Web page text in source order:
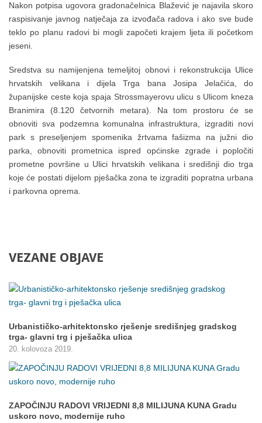
Nakon potpisa ugovora gradonačelnica Blažević je najavila skoro
raspisivanje javnog natječaja za izvođača radova i ako sve bude
teklo po planu radovi bi mogli započeti krajem ljeta ili početkom
jeseni.
Sredstva su namijenjena temeljitoj obnovi i rekonstrukcija Ulice
hrvatskih velikana i dijela Trga bana Josipa Jelačića, do
županijske ceste koja spaja Strossmayerovu ulicu s Ulicom kneza
Branimira (8.120 četvornih metara). Na tom prostoru će se
obnoviti sva podzemna komunalna infrastruktura, izgraditi novi
park s preseljenjem spomenika žrtvama fašizma na južni dio
parka, obnoviti prometnica ispred općinske zgrade i popločiti
prometne površine u Ulici hrvatskih velikana i središnji dio trga
koje će postati dijelom pješačka zona te izgraditi popratna urbana
i parkovna oprema.
VEZANE OBJAVE
Urbanističko-arhitektonsko rješenje središnjeg gradskog
trga- glavni trg i pješačka ulica
20. kolovoza 2019.
ZAPOČINJU RADOVI VRIJEDNI 8,8 MILIJUNA KUNA Gradu
uskoro novo, modernije ruho